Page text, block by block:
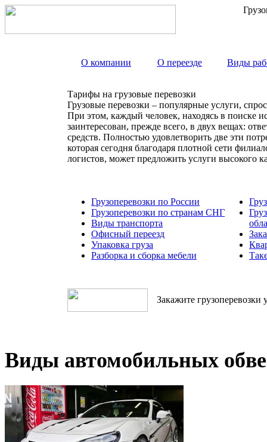
О компании О переезде Виды
Тарифы на грузовые перевозки
Грузовые перевозки – популярные услуги,
При этом, каждый человек, находясь в поиске
заинтересован, прежде всего, в двух вещах:
средств. Полностью удовлетворить две эти
которая сегодня благодаря плотной сети
логистов, может предложить услуги высокого
Грузоперевозки по России
Грузоперевозки по странам СНГ
Виды транспорта
Офисный переезд
Упаковка груза
Разборка и сборка мебели
Закажите грузоперевозки
Виды автомобильных